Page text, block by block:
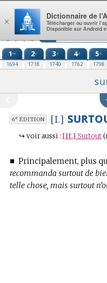
Aller au contenu
1re
1694
2e
1718
3e
1740
4e
1762
5e
1798
6eÉDITION [I.]
↪ voir aussi : [II.] Surtout
■ Principalement, plus
recommanda surtout de
telle chose, mais surtout
×
Dictionnaire de
Télécharger ou ouvrir
Disponible sur Android